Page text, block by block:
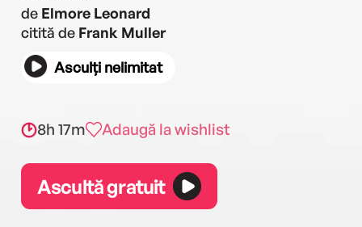
de Elmore Leonard
citită de Frank Muller
Asculți nelimitat
8h 17m Adaugă la wishlist
Ascultă gratuit